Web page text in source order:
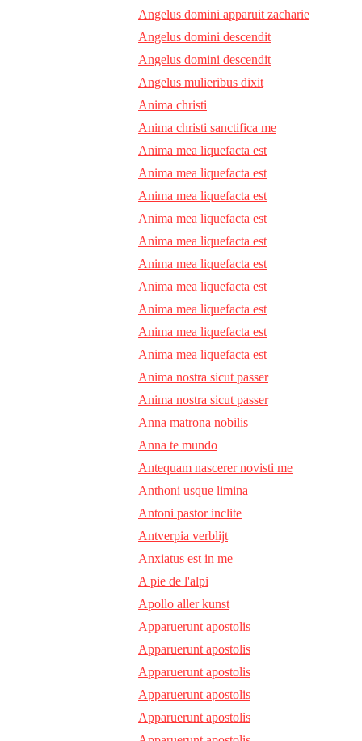
Angelus domini apparuit zacharie
Angelus domini descendit
Angelus domini descendit
Angelus mulieribus dixit
Anima christi
Anima christi sanctifica me
Anima mea liquefacta est
Anima mea liquefacta est
Anima mea liquefacta est
Anima mea liquefacta est
Anima mea liquefacta est
Anima mea liquefacta est
Anima mea liquefacta est
Anima mea liquefacta est
Anima mea liquefacta est
Anima mea liquefacta est
Anima nostra sicut passer
Anima nostra sicut passer
Anna matrona nobilis
Anna te mundo
Antequam nascerer novisti me
Anthoni usque limina
Antoni pastor inclite
Antverpia verblijt
Anxiatus est in me
A pie de l'alpi
Apollo aller kunst
Apparuerunt apostolis
Apparuerunt apostolis
Apparuerunt apostolis
Apparuerunt apostolis
Apparuerunt apostolis